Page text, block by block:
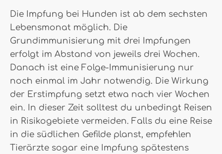
Die Impfung bei Hunden ist ab dem sechsten
Lebensmonat möglich. Die
Grundimmunisierung mit drei Impfungen
erfolgt im Abstand von jeweils drei Wochen.
Danach ist eine Folge-Immunisierung nur
noch einmal im Jahr notwendig. Die Wirkung
der Erstimpfung setzt etwa nach vier Wochen
ein. In dieser Zeit solltest du unbedingt Reisen
in Risikogebiete vermeiden. Falls du eine Reise
in die südlichen Gefilde planst, empfehlen
Tierärzte sogar eine Impfung spätestens